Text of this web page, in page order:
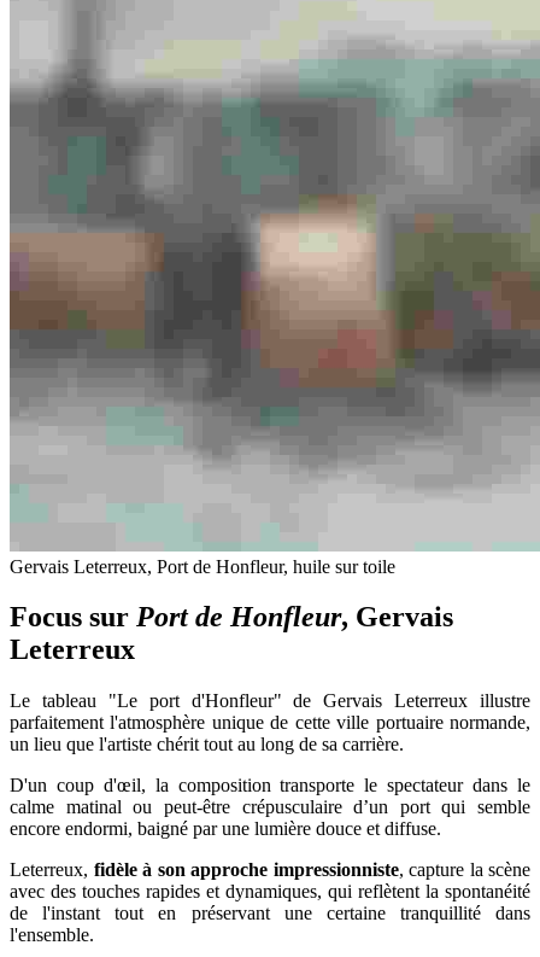
Gervais Leterreux, Port de Honfleur, huile sur toile
Focus sur Port de Honfleur, Gervais
Leterreux
Le tableau "Le port d'Honfleur" de Gervais Leterreux illustre
parfaitement l'atmosphère unique de cette ville portuaire normande,
un lieu que l'artiste chérit tout au long de sa carrière.
D'un coup d'œil, la composition transporte le spectateur dans le
calme matinal ou peut-être crépusculaire d’un port qui semble
encore endormi, baigné par une lumière douce et diffuse.
Leterreux, fidèle à son approche impressionniste, capture la scène
avec des touches rapides et dynamiques, qui reflètent la spontanéité
de l'instant tout en préservant une certaine tranquillité dans
l'ensemble.